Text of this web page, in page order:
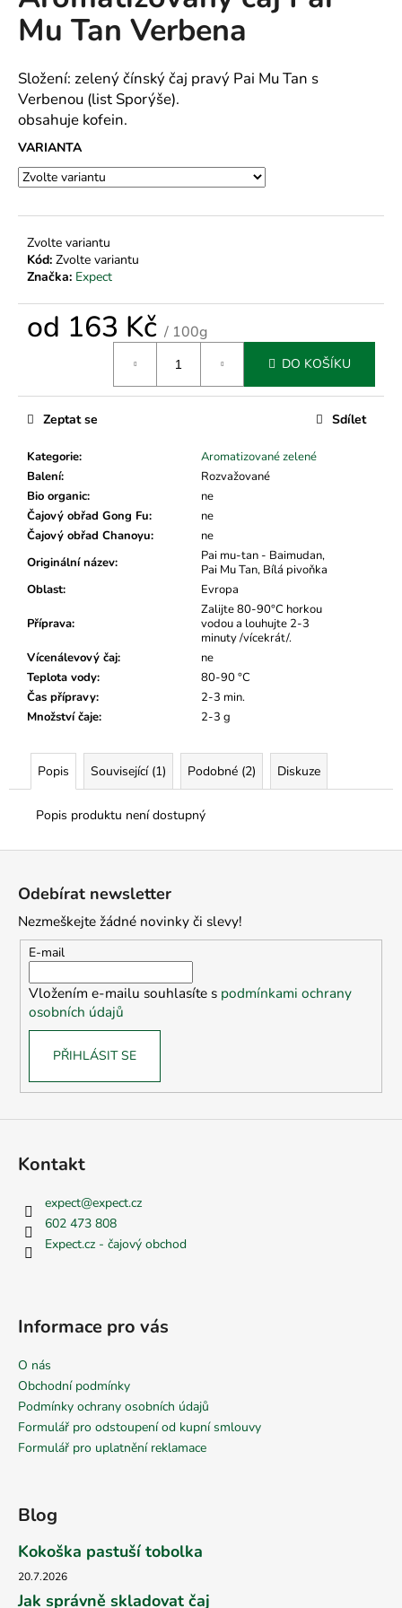
0,0
z
hvězdiček.
Mu Tan Verbena
Složení: zelený čínský čaj pravý Pai Mu Tan s
Verbenou (list Sporýše).
obsahuje kofein.
VARIANTA
Zvolte variantu
Kód: Zvolte variantu
Značka: Expect
od 163 Kč / 100g
DO KOŠÍKU
Kategorie:
Aromatizované zelené
Balení:
Rozvažované
Bio organic:
ne
Čajový obřad Gong Fu:
ne
Čajový obřad Chanoyu:
ne
Originální název:
Pai mu-tan - Baimudan,
Pai Mu Tan, Bílá pivoňka
Oblast: Evropa
Příprava:
Zalijte 80-90°C horkou
vodou a louhujte 2-3
minuty /vícekrát/.
Vícenálevový čaj:
ne
Teplota vody:
80-90 °C
Čas přípravy:
2-3 min.
Množství čaje: 2-3 g
Zeptat se Sdílet
Popis Související (1) Podobné (2) Diskuze
Popis produktu není dostupný
a
j
í
t
?
D
o
p
č
u
m
Odebírat newsletter
Nezmeškejte žádné novinky či slevy!
E-mail
Vložením e-mailu souhlasíte s podmínkami ochrany
osobních údajů
PŘIHLÁSIT SE
Kontakt
expect@expect.cz
602 473 808
Expect.cz - čajový obchod
Informace pro vás
O nás
Obchodní podmínky
Podmínky ochrany osobních údajů
Formulář pro odstoupení od kupní smlouvy
Formulář pro uplatnění reklamace
Blog
Kokoška pastuší tobolka
20.7.2026
Jak správně skladovat čaj